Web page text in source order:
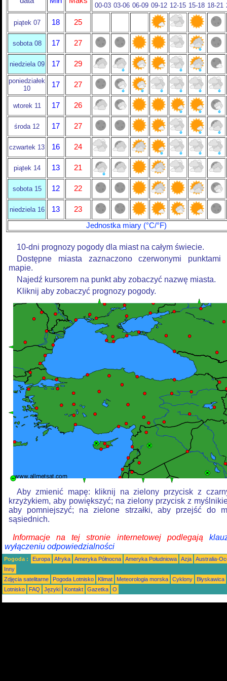
00-03 03-06 06-09 09-12 12-15 15-18 18-21
piątek 07 18 25
sobota 08 17 27
niedziela 09 17 29
poniedziałek
10
17 27
wtorek 11 17 26
środa 12 17 27
czwartek 13 16 24
piątek 14 13 21
sobota 15 12 22
niedziela 16 13
23
Jednostka miary (°C/°F)
10-dni prognozy pogody dla miast na całym świecie.
Dostępne miasta zaznaczono czerwonymi punktami
mapie.
Najedź kursorem na punkt aby zobaczyć nazwę miasta.
Kliknij aby zobaczyć prognozy pogody.
Aby zmienić mapę: kliknij na zielony przycisk z
krzyżykiem, aby powiększyć; na zielony przycisk z
aby pomniejszyć; na zielone strzałki, aby przejść do
sąsiednich.
Informacje na tej stronie internetowej podlegają
wyłączeniu odpowiedzialności
Pogoda : Europa Afryka Ameryka Północna Ameryka Południowa Azja
Australia-
Inny
Zdjęcia satelitarne
Pogoda Lotnisko Klimat Meteorologia morska Cyklony
Błyskawica
Lotnisko
FAQ Języki Kontakt Gazetka O